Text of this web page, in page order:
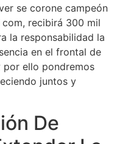
se corone campeón
recibirá 300 mil
la responsabilidad la
en el frontal de
por ello pondremos
juntos y
De